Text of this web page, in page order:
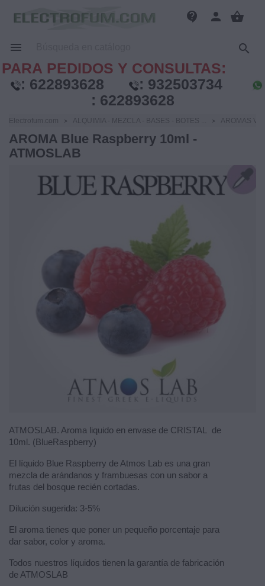
contact_support person shopping_basket
 
PARA PEDIDOS Y CONSULTAS:
: 622893628 : 932503734
: 622893628
Electrofum.com ALQUIMIA - MEZCLA - BASES - BOTES ... AROMAS
AROMA Blue Raspberry 10ml -
ATMOSLAB
ATMOSLAB. Aroma liquido en envase de CRISTAL de
10ml. (BlueRaspberry)
El líquido Blue Raspberry de Atmos Lab es una gran
mezcla de arándanos y frambuesas con un sabor a
frutas del bosque recién cortadas.
Dilución sugerida: 3-5%
El aroma tienes que poner un pequeño porcentaje para
dar sabor, color y aroma.
Todos nuestros líquidos tienen la garantía de fabricación
de ATMOSLAB